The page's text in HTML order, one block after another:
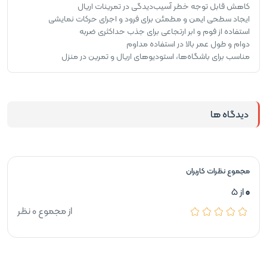
کاهش قابل توجه خطر آسیب‌دیدگی در تمرینات اریال
ایجاد سطحی ایمن و مطمئن برای فرود و اجرای حرکات نمایشی
استفاده از فوم و ابر ارتجاعی برای جذب حداکثری ضربه
دوام و طول عمر بالا در استفاده مداوم
مناسب برای باشگاه‌ها، استودیوهای اریال و تمرین در منزل
دیدگاه ها
مجموع نظرات کاربران
0از 5
از مجموع 0 نظر